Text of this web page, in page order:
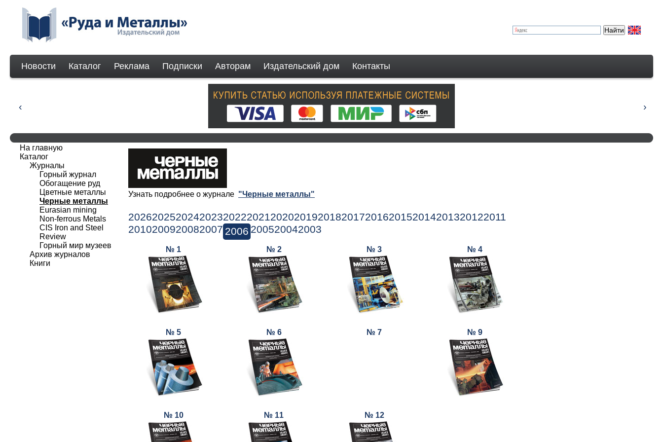
Новости Каталог Реклама Подписки Авторам Издательский дом Контакты
Узнать подробнее о журнале "Черные металлы"
2026202520242023202220212020201920182017201620152014201320122011
2010200920082007 2006 200520042003
№ 1 № 2 № 3 № 4
№ 5 № 6 № 7 № 9
№ 10 № 11 № 12
На главную
Каталог
Журналы
Горный журнал
Обогащение руд
Цветные металлы
Черные металлы
Eurasian mining
Non-ferrous Мetals
CIS Iron and Steel
Review
Горный мир музеев
Архив журналов
Книги